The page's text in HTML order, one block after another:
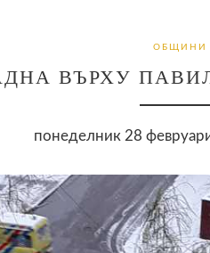
ОБЩИНИ
ВЪРХУ
понеделник 28